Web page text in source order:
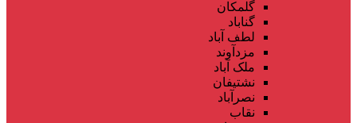
گلمکان
گناباد
لطف آباد
مزدآوند
ملک آباد
نشتیفان
نصرآباد
نقاب